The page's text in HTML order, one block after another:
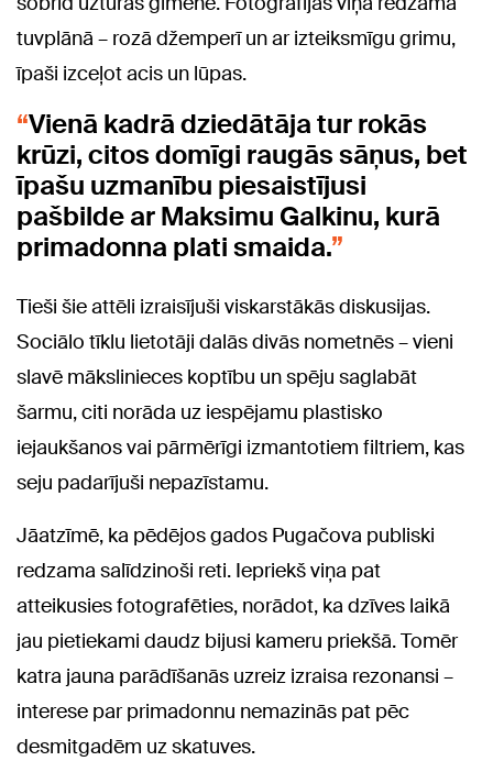
tuvplānā – rozā džemperī un ar izteiksmīgu grimu,
īpaši izceļot acis un lūpas.
Vienā kadrā dziedātāja tur rokās
krūzi, citos domīgi raugās sāņus, bet
īpašu uzmanību piesaistījusi
pašbilde ar Maksimu Galkinu, kurā
primadonna plati smaida.
Tieši šie attēli izraisījuši viskarstākās diskusijas.
Sociālo tīklu lietotāji dalās divās nometnēs – vieni
slavē mākslinieces koptību un spēju saglabāt
šarmu, citi norāda uz iespējamu plastisko
iejaukšanos vai pārmērīgi izmantotiem filtriem, kas
seju padarījuši nepazīstamu.
Jāatzīmē, ka pēdējos gados Pugačova publiski
redzama salīdzinoši reti. Iepriekš viņa pat
atteikusies fotografēties, norādot, ka dzīves laikā
jau pietiekami daudz bijusi kameru priekšā. Tomēr
katra jauna parādīšanās uzreiz izraisa rezonansi –
interese par primadonnu nemazinās pat pēc
desmitgadēm uz skatuves.